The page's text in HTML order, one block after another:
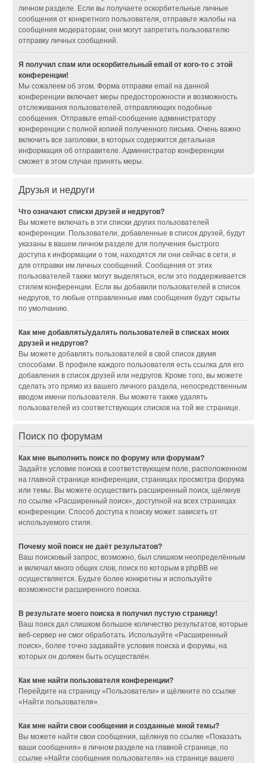
личном разделе. Если вы получаете оскорбительные личные
сообщения от конкретного пользователя, отправьте жалобы на
сообщения модераторам; они могут запретить пользователю
отправку личных сообщений.
Я получил спам или оскорбительный email от кого-то с этой
конференции!
Мы сожалеем об этом. Форма отправки email на данной
конференции включает меры предосторожности и возможность
отслеживания пользователей, отправляющих подобные
сообщения. Отправьте email-сообщение администратору
конференции с полной копией полученного письма. Очень важно
включить все заголовки, в которых содержится детальная
информация об отправителе. Администратор конференции
сможет в этом случае принять меры.
Друзья и недруги
Что означают списки друзей и недругов?
Вы можете включать в эти списки других пользователей
конференции. Пользователи, добавленные в список друзей, будут
указаны в вашем личном разделе для получения быстрого
доступа к информации о том, находятся ли они сейчас в сети, и
для отправки им личных сообщений. Сообщения от этих
пользователей также могут выделяться, если это поддерживается
стилем конференции. Если вы добавили пользователей в список
недругов, то любые отправленные ими сообщения будут скрыты
по умолчанию.
Как мне добавлять/удалять пользователей в списках моих
друзей и недругов?
Вы можете добавлять пользователей в свой список двумя
способами. В профиле каждого пользователя есть ссылка для его
добавления в список друзей или недругов. Кроме того, вы можете
сделать это прямо из вашего личного раздела, непосредственным
вводом имени пользователя. Вы можете также удалять
пользователей из соответствующих списков на той же странице.
Поиск по форумам
Как мне выполнить поиск по форуму или форумам?
Задайте условие поиска в соответствующем поле, расположенном
на главной странице конференции, страницах просмотра форума
или темы. Вы можете осуществить расширенный поиск, щёлкнув
по ссылке «Расширенный поиск», доступной на всех страницах
конференции. Способ доступа к поиску может зависеть от
используемого стиля.
Почему мой поиск не даёт результатов?
Ваш поисковый запрос, возможно, был слишком неопределённым
и включал много общих слов, поиск по которым в phpBB не
осуществляется. Будьте более конкретны и используйте
возможности расширенного поиска.
В результате моего поиска я получил пустую страницу!
Ваш поиск дал слишком большое количество результатов, которые
веб-сервер не смог обработать. Используйте «Расширенный
поиск», более точно задавайте условия поиска и форумы, на
которых он должен быть осуществлён.
Как мне найти пользователя конференции?
Перейдите на страницу «Пользователи» и щёлкните по ссылке
«Найти пользователя».
Как мне найти свои сообщения и созданные мной темы?
Вы можете найти свои сообщения, щёлкнув по ссылке «Показать
ваши сообщения» в личном разделе на главной странице, по
ссылке «Найти сообщения пользователя» на странице вашего